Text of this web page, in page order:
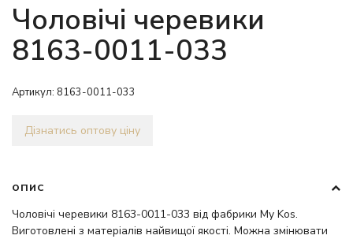
Чоловічі черевики
8163-0011-033
Артикул: 8163-0011-033
Дізнатись оптову ціну
ОПИС
Чоловічі черевики 8163-0011-033 від фабрики My Kos.
Виготовлені з матеріалів найвищої якості. Можна змінювати